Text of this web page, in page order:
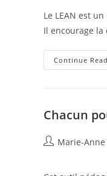
Le LEAN est
Il encourage
Continue
Chacun
Marie-